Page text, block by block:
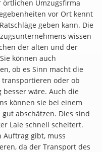
Umzugsfirma
vor Ort kennt
geben kann. Die
wissen
der alten und der
können auch
ob es Sinn macht die
oder ob
wäre. Auch die
können sie bei einem
abschätzen. Dies sind
Laie schnell scheitert.
Auftrag gibt, muss
da der Transport des